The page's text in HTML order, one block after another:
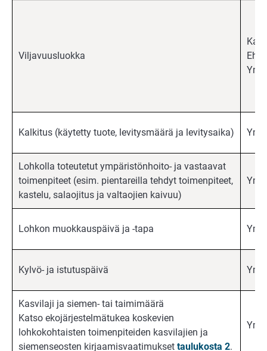
Viljavuusluokka
Kalkitus (käytetty tuote, levitysmäärä ja levitysaika)
Lohkolla toteutetut ympäristönhoito- ja vastaavat
toimenpiteet (esim. pientareilla tehdyt toimenpiteet,
kastelu, salaojitus ja valtaojien kaivuu)
Lohkon muokkauspäivä ja -tapa
Kylvö- ja istutuspäivä
Kasvilaji ja siemen- tai taimimäärä
Katso ekojärjestelmätukea koskevien
lohkokohtaisten toimenpiteiden kasvilajien ja
siemenseosten kirjaamisvaatimukset taulukosta 2.